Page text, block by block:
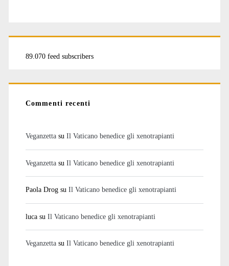
89.070 feed subscribers
Commenti recenti
Veganzettasu Il Vaticano benedice gli xenotrapianti
Veganzettasu Il Vaticano benedice gli xenotrapianti
Paola Drogsu Il Vaticano benedice gli xenotrapianti
lucasu Il Vaticano benedice gli xenotrapianti
Veganzettasu Il Vaticano benedice gli xenotrapianti